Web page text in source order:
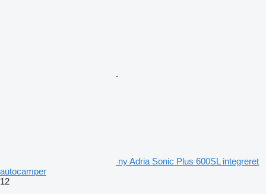
ny Adria Sonic Plus 600SL integreret
autocamper
12